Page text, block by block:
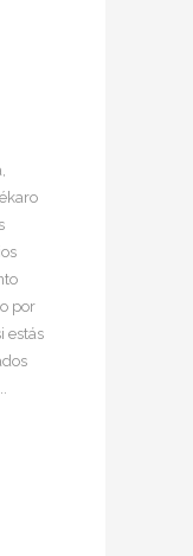
por
estás